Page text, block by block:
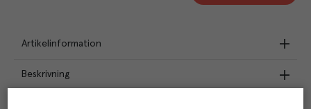
Artikelinformation
Beskrivning